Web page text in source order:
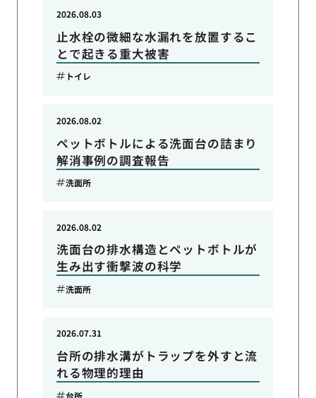
止水栓の微細な水漏れを放置するこ
とで起きる重大被害
2026.08.03
トイレ
ペットボトルによる洗面台の詰まり
解消事例の調査報告
2026.08.02
洗面所
洗面台の排水構造とペットボトルが
生み出す衝撃波の科学
2026.08.02
洗面所
台所の排水溝がトラップを外すと流
れる物理的理由
2026.07.31
台所